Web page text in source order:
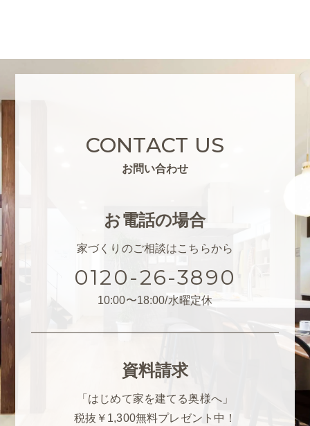
CONTACT US
お問い合わせ
お電話の場合
家づくりのご相談はこちらから
0120-26-3890
10:00〜18:00/水曜定休
資料請求
「はじめて家を建てる奥様へ」
税抜￥1,300無料プレゼント中！